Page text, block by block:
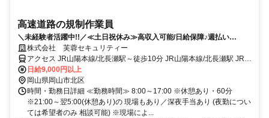
高速道路の規制作業員
＼未経験者活躍中!!／≪土日祝休み≫高収入可能/日給保障♪週払い
OK(^^)/成長に応じて短期間で昇給可能♪
株式会社 芙蓉セキュリティー
アクセス JR山陽本線/北長瀬駅～徒歩10分 JR山陽本線/北長瀬駅 JR宇
野線/大元駅 JR宇野線/備前西市駅 JR吉備線/大安寺駅 JR宇野線/妹尾
駅
日給9,000円以上
岡山県岡山市北区
時間・勤務日詳細 ≪勤務時間≫ 8:00～17:00 ※休憩あり・60分
※21:00～翌5:00(休憩あり)の 現場もあり／深夜手当あり (夜勤につい
ては希望者のみ 相談可能) ※現場によ...